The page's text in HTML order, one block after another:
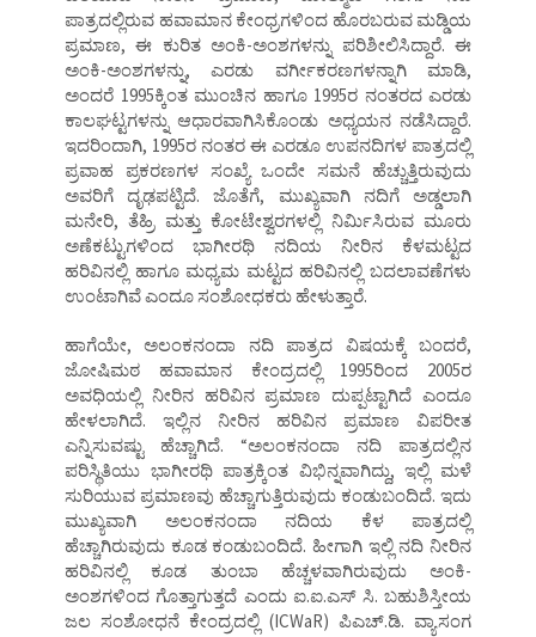
ಪಾತ್ರದಲ್ಲಿರುವ ಹವಾಮಾನ ಕೇಂಧ್ರಗಳಿಂದ ಹೊರಬರುವ ಮಡ್ಡಿಯ
ಪ್ರಮಾಣ, ಈ ಕುರಿತ ಅಂಕಿ-ಅಂಶಗಳನ್ನು ಪರಿಶೀಲಿಸಿದ್ದಾರೆ. ಈ
ಅಂಕಿ-ಅಂಶಗಳನ್ನು, ಎರಡು ವರ್ಗೀಕರಣಗಳನ್ನಾಗಿ ಮಾಡಿ,
ಅಂದರೆ 1995ಕ್ಕಿಂತ ಮುಂಚಿನ ಹಾಗೂ 1995ರ ನಂತರದ ಎರಡು
ಕಾಲಘಟ್ಟಗಳನ್ನು ಆಧಾರವಾಗಿಸಿಕೊಂಡು ಅಧ್ಯಯನ ನಡೆಸಿದ್ದಾರೆ.
ಇದರಿಂದಾಗಿ, 1995ರ ನಂತರ ಈ ಎರಡೂ ಉಪನದಿಗಳ ಪಾತ್ರದಲ್ಲಿ
ಪ್ರವಾಹ ಪ್ರಕರಣಗಳ ಸಂಖ್ಯೆ ಒಂದೇ ಸಮನೆ ಹೆಚ್ಚುತ್ತಿರುವುದು
ಅವರಿಗೆ ದೃಢಪಟ್ಟಿದೆ. ಜೊತೆಗೆ, ಮುಖ್ಯವಾಗಿ ನದಿಗೆ ಅಡ್ಡಲಾಗಿ
ಮನೇರಿ, ತೆಹ್ರಿ ಮತ್ತು ಕೋಟೇಶ್ವರಗಳಲ್ಲಿ ನಿರ್ಮಿಸಿರುವ ಮೂರು
ಅಣೆಕಟ್ಟುಗಳಿಂದ ಭಾಗೀರಥಿ ನದಿಯ ನೀರಿನ ಕೆಳಮಟ್ಟದ
ಹರಿವಿನಲ್ಲಿ ಹಾಗೂ ಮಧ್ಯಮ ಮಟ್ಟದ ಹರಿವಿನಲ್ಲಿ ಬದಲಾವಣೆಗಳು
ಉಂಟಾಗಿವೆ ಎಂದೂ ಸಂಶೋಧಕರು ಹೇಳುತ್ತಾರೆ.
ಹಾಗೆಯೇ, ಅಲಂಕನಂದಾ ನದಿ ಪಾತ್ರದ ವಿಷಯಕ್ಕೆ ಬಂದರೆ,
ಜೋಷಿಮಠ ಹವಾಮಾನ ಕೇಂದ್ರದಲ್ಲಿ 1995ರಿಂದ 2005ರ
ಅವಧಿಯಲ್ಲಿ ನೀರಿನ ಹರಿವಿನ ಪ್ರಮಾಣ ದುಪ್ಪಟ್ಟಾಗಿದೆ ಎಂದೂ
ಹೇಳಲಾಗಿದೆ. ಇಲ್ಲಿನ ನೀರಿನ ಹರಿವಿನ ಪ್ರಮಾಣ ವಿಪರೀತ
ಎನ್ನಿಸುವಷ್ಟು ಹೆಚ್ಚಾಗಿದೆ. “ಅಲಂಕನಂದಾ ನದಿ ಪಾತ್ರದಲ್ಲಿನ
ಪರಿಸ್ಥಿತಿಯು ಭಾಗೀರಥಿ ಪಾತ್ರಕ್ಕಿಂತ ವಿಭಿನ್ನವಾಗಿದ್ದು, ಇಲ್ಲಿ ಮಳೆ
ಸುರಿಯುವ ಪ್ರಮಾಣವು ಹೆಚ್ಚಾಗುತ್ತಿರುವುದು ಕಂಡುಬಂದಿದೆ. ಇದು
ಮುಖ್ಯವಾಗಿ ಅಲಂಕನಂದಾ ನದಿಯ ಕೆಳ ಪಾತ್ರದಲ್ಲಿ
ಹೆಚ್ಚಾಗಿರುವುದು ಕೂಡ ಕಂಡುಬಂದಿದೆ. ಹೀಗಾಗಿ ಇಲ್ಲಿ ನದಿ ನೀರಿನ
ಹರಿವಿನಲ್ಲಿ ಕೂಡ ತುಂಬಾ ಹೆಚ್ಚಳವಾಗಿರುವುದು ಅಂಕಿ-
ಅಂಶಗಳಿಂದ ಗೊತ್ತಾಗುತ್ತದೆ ಎಂದು ಐ.ಐ.ಎಸ್ ಸಿ. ಬಹುಶಿಸ್ತೀಯ
ಜಲ ಸಂಶೋಧನೆ ಕೇಂದ್ರದಲ್ಲಿ (ICWaR) ಪಿಎಚ್.ಡಿ. ವ್ಯಾಸಂಗ